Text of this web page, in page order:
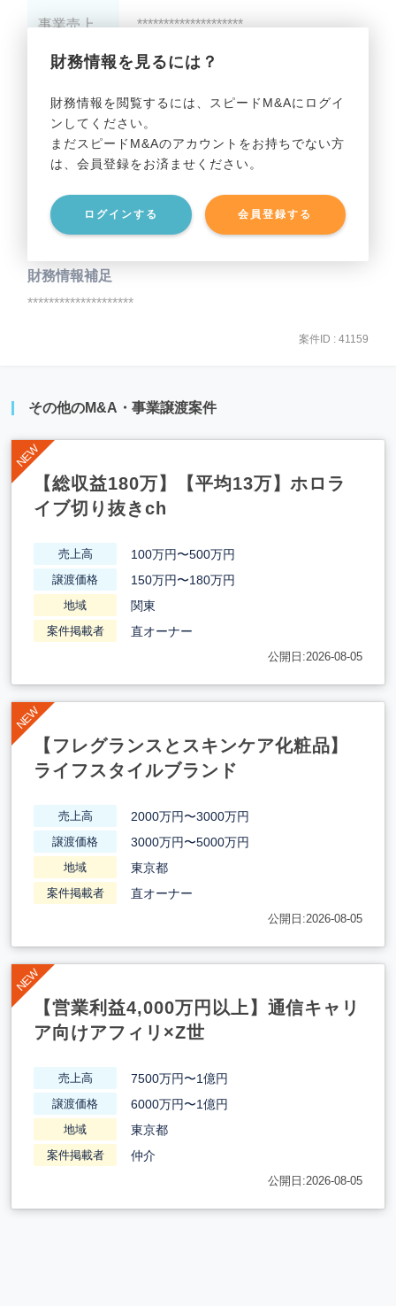
財務情報を見るには？
財務情報を閲覧するには、スピードM&Aにログイ
ンしてください。
まだスピードM&Aのアカウントをお持ちでない方
は、会員登録をお済ませください。
ログインする 会員登録する
事業売上 ********************
事業利益 ********************
貸借対照表（B/S）
事業資産 ********************
事業負債 ********************
財務情報補足
********************
案件ID : 41159
その他のM&A・事業譲渡案件
【総収益180万】【平均13万】ホロラ
イブ切り抜きch
売上高 100万円〜500万円
譲渡価格 150万円〜180万円
地域 関東
案件掲載者 直オーナー
公開日:2026-08-05
【フレグランスとスキンケア化粧品】
ライフスタイルブランド
売上高 2000万円〜3000万円
譲渡価格 3000万円〜5000万円
地域 東京都
案件掲載者 直オーナー
公開日:2026-08-05
【営業利益4,000万円以上】通信キャリ
ア向けアフィリ×Z世
売上高 7500万円〜1億円
譲渡価格 6000万円〜1億円
地域 東京都
案件掲載者 仲介
公開日:2026-08-05